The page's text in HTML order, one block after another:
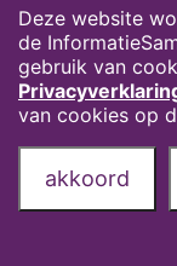
Deze website
de
gebruik van
van cookies op
akkoord